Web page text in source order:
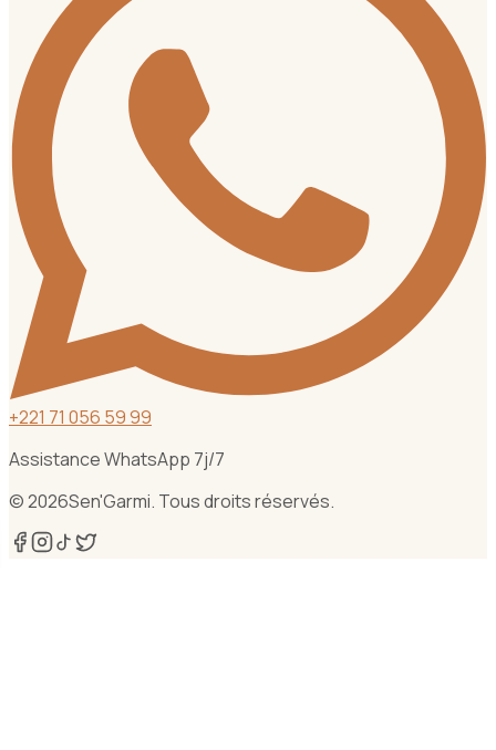
+221 71 056 59 99
Assistance WhatsApp 7j/7
©2026Sen'Garmi. Tous droits réservés.